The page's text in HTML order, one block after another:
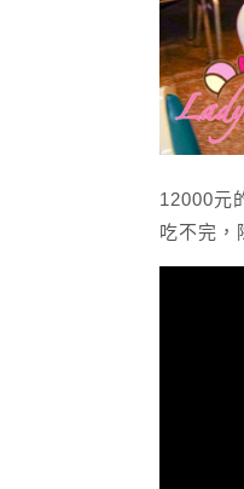
12000元
吃不完，